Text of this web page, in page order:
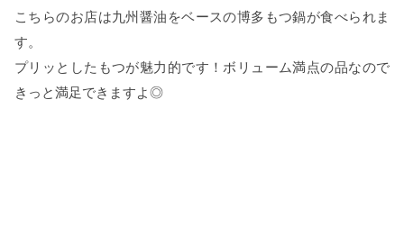
こちらのお店は九州醤油をベースの博多もつ鍋が食べられま
す。
プリッとしたもつが魅力的です！ボリューム満点の品なので
きっと満足できますよ◎